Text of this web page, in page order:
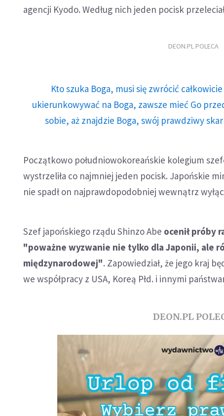
agencji Kyodo. Według nich jeden pocisk
DEON.PL POLECA
Kto szuka Boga, musi się zwrócić
ukierunkowywać na Boga, zawsze mieć Go
sobie, aż znajdzie Boga, swój prawdziwy
Początkowo południowokoreańskie kolegium
wystrzeliła co najmniej jeden pocisk. Japońskie
nie spadł on najprawdopodobniej wewnątrz
Szef japońskiego rządu Shinzo Abe ocenił próby
"poważne wyzwanie nie tylko dla Japonii, ale
międzynarodowej". Zapowiedział, że jego kraj
we współpracy z USA, Koreą Płd. i innymi
DEON.PL